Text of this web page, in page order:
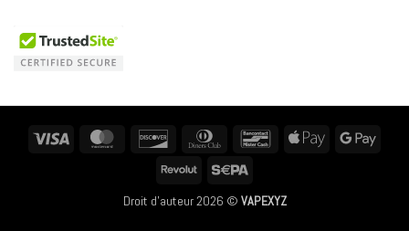
Visa MasterCard Discover
Dinners
BancontactApple
Revolut
Droit d'auteur 2026 © VAPEXYZ